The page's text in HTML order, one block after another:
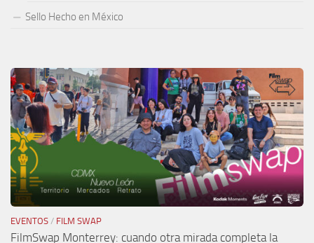
Sello Hecho en México
EVENTOS / FILM SWAP
FilmSwap Monterrey: cuando otra mirada completa la